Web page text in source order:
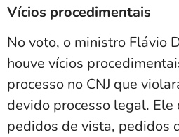
Vícios procedimentais
No voto, o ministro Flávio
houve vícios
processo no CNJ que
devido processo legal. Ele
pedidos de vista, pedidos